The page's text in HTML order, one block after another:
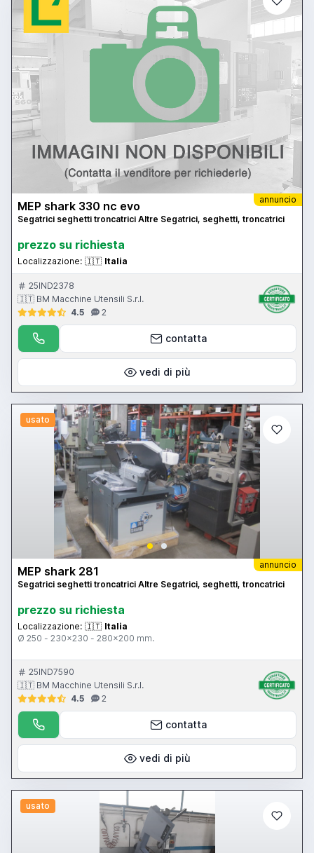
annuncio
MEP shark 330 nc evo
Segatrici seghetti troncatrici Altre Segatrici, seghetti, troncatrici
prezzo su richiesta
Localizzazione: 🇮🇹 Italia
25IND2378
🇮🇹 BM Macchine Utensili S.r.l.
4.5
2
contatta
vedi di più
usato
annuncio
MEP shark 281
Segatrici seghetti troncatrici Altre Segatrici, seghetti, troncatrici
prezzo su richiesta
Localizzazione: 🇮🇹 Italia
Ø 250 - 230x230 - 280x200 mm.
25IND7590
🇮🇹 BM Macchine Utensili S.r.l.
4.5
2
contatta
vedi di più
usato